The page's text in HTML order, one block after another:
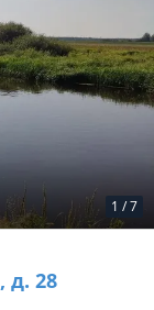
1 /7
д. 28